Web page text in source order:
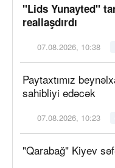
"Lids Yunayted"
reallaşdırdı
07.08.2026, 10:38
Paytaxtımız
sahibliyi edəcək
07.08.2026, 10:23
"Qarabağ" Kiyev